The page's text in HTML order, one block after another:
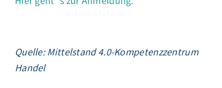
Quelle: Mittelstand 4.0-Kompetenzzentrum
Handel